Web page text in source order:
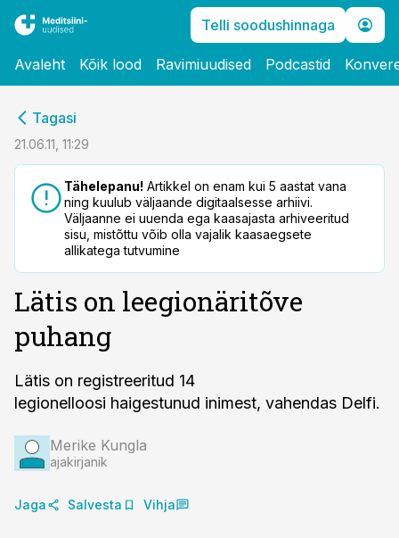
Telli soodushinnaga
Avaleht Kõik lood Ravimiuudised Podcastid
Tagasi
21.06.11, 11:29
Tähelepanu! Artikkel on enam kui 5 aastat vana
ning kuulub väljaande digitaalsesse arhiivi.
Väljaanne ei uuenda ega kaasajasta arhiveeritud
sisu, mistõttu võib olla vajalik kaasaegsete
allikatega tutvumine
Lätis on leegionäritõve
puhang
Lätis on registreeritud 14
legionelloosi haigestunud inimest, vahendas Delfi.
Merike Kungla
ajakirjanik
Jaga Salvesta Vihja